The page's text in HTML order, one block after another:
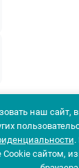
ООО
обработку
Согласие
наш сайт,
.
Cookie сайтом,